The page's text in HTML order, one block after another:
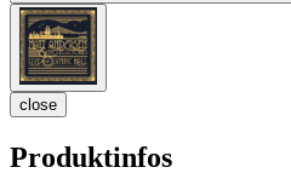
close
Produktinfos